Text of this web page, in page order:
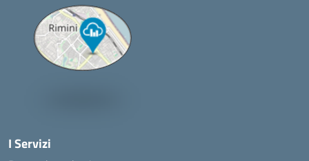
I Servizi